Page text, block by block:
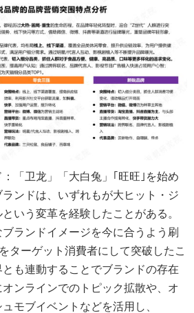
「卫龙」「大白兔」｢旺旺｣を始め
ンドは、いずれもが大ヒット・ジ
いう変革を経験したことがある。
ランドイメージを今に合うよう刷
ターゲット消費者にして突破したこ
も連動することでブランドの存在
ンラインでのトピック拡散や、オ
モブイベントなどを活用し、